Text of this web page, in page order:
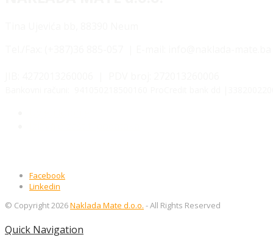
Facebook
Linkedin
© Copyright 2026Naklada Mate d.o.o. - All Rights Reserved
Quick Navigation